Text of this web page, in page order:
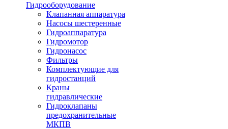
Гидрооборудование
Клапанная аппаратура
Насосы шестеренные
Гидроаппаратура
Гидромотор
Гидронасос
Фильтры
Комплектующие для
гидростанций
Краны
гидравлические
Гидроклапаны
предохранительные
МКПВ